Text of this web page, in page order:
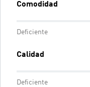
Comodidad
Deficiente
Calidad
Deficiente